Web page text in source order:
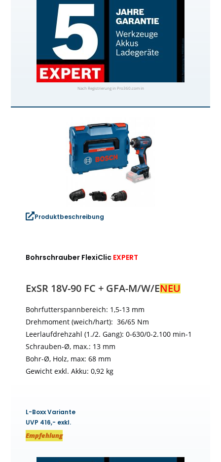
Nach Registrierung in Pro360.com in
Produktbeschreibung
Bohrschrauber FlexiClic EXPERT
ExSR 18V-90 FC + GFA-M/W/ENEU
Bohrfutterspannbereich: 1,5-13 mm
Drehmoment (weich/hart): 36/65 Nm
Leerlaufdrehzahl (1./2. Gang): 0-630/0-2.100 min-1
Schrauben-Ø, max.: 13 mm
Bohr-Ø, Holz, max: 68 mm
Gewicht exkl. Akku: 0,92 kg
L-Boxx Variante
UVP 416,- exkl.
Empfehlung